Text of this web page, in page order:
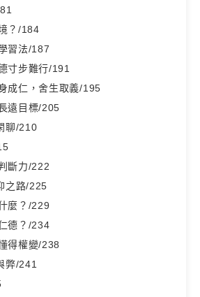
？/184
習法/187
寸步難行/191
成仁，舍生取義/195
遠目標/205
聊/210
斷力/222
之路/225
麼？/229
德？/234
得權變/238
弊/241